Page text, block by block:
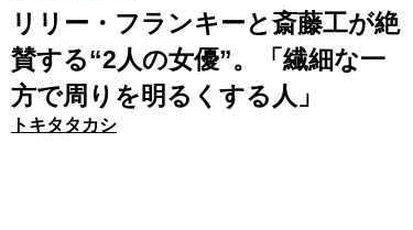
リリー・フランキーと斎藤工が絶
賛する“2人の女優”。「繊細な一
方で周りを明るくする人」
トキタタカシ